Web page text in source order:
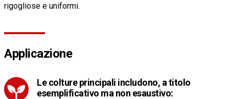
rigogliose e uniformi.
Applicazione
Le colture principali includono, a titolo
esemplificativo ma non esaustivo: